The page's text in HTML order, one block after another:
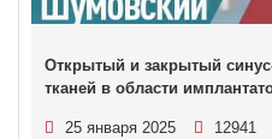
Открытый и закрытый
тканей в области
25 января 2025 12941